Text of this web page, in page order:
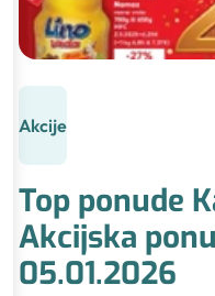
Akcije
Top ponude
Akcijska
05.01.2026